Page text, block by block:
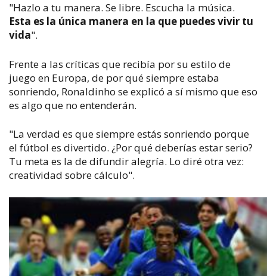
"Hazlo a tu manera. Se libre. Escucha la música.
Esta es la única manera en la que puedes vivir tu
vida".
Frente a las críticas que recibía por su estilo de
juego en Europa, de por qué siempre estaba
sonriendo, Ronaldinho se explicó a sí mismo que eso
es algo que no entenderán.
"La verdad es que siempre estás sonriendo porque
el fútbol es divertido. ¿Por qué deberías estar serio?
Tu meta es la de difundir alegría. Lo diré otra vez:
creatividad sobre cálculo".